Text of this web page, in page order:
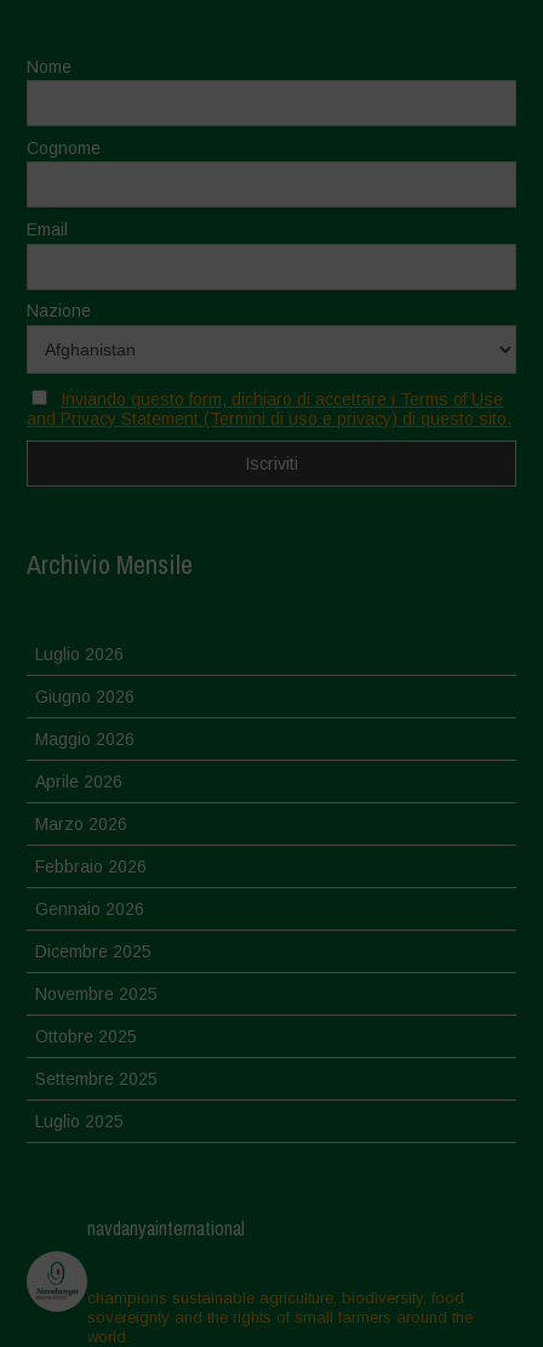
Nome
Cognome
Email
Nazione
Inviando questo form, dichiaro di accettare i Terms of Use
and Privacy Statement (Termini di uso e privacy) di questo sito.
Archivio Mensile
Luglio 2026
Giugno 2026
Maggio 2026
Aprile 2026
Marzo 2026
Febbraio 2026
Gennaio 2026
Dicembre 2025
Novembre 2025
Ottobre 2025
Settembre 2025
Luglio 2025
Aprile 2025
Marzo 2025
Febbraio 2025
navdanyainternational
champions sustainable agriculture, biodiversity, food
sovereignty and the rights of small farmers around the
world.